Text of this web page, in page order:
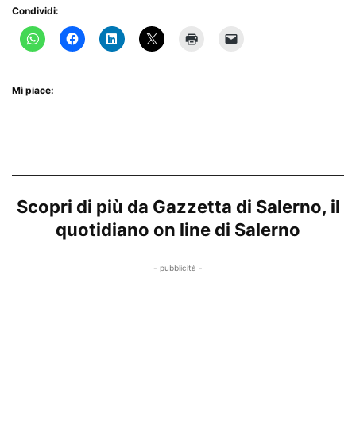
Condividi:
Mi piace:
Scopri di più da Gazzetta di Salerno, il
quotidiano on line di Salerno
- pubblicità -